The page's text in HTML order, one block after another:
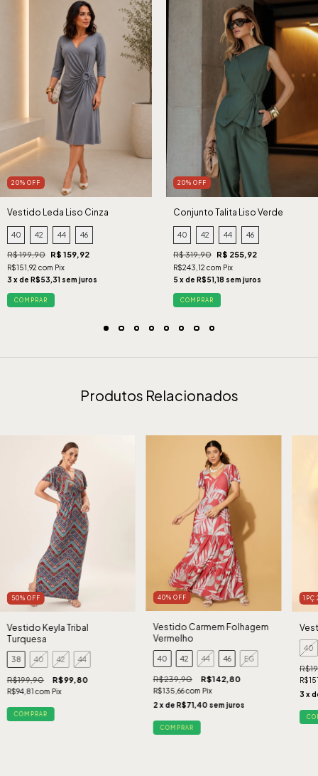
20% OFF
Vestido Leda Liso Cinza
40 42 44 46
R$ 199,90 R$ 159,92
R$151,92 com Pix
3 x de R$53,31 sem juros
COMPRAR
20% OFF
Conjunto Talita Liso Verde
40 42 44 46
R$ 319,90 R$ 255,92
R$243,12 com Pix
5 x de R$51,18 sem juros
COMPRAR
Produtos Relacionados
50% OFF
Vestido Keyla Tribal
Turquesa
38 40 42 44
R$199,90 R$99,80
R$94,81com Pix
COMPRAR
40% OFF
Vestido Carmem Folhagem
Vermelho
40 42 44 46 EG
R$239,90 R$142,80
R$135,66com Pix
2 x de R$71,40 sem juros
COMPRAR
1PÇ
40
3 x